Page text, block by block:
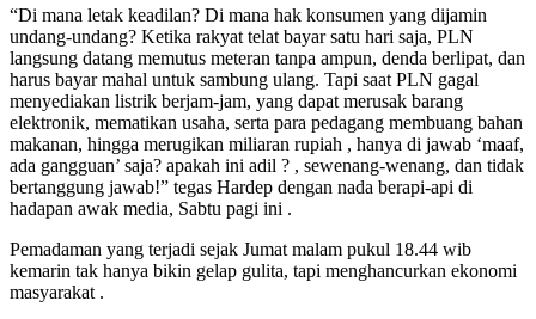
“Di mana letak keadilan? Di mana hak konsumen yang dijamin
undang-undang? Ketika rakyat telat bayar satu hari saja, PLN
langsung datang memutus meteran tanpa ampun, denda berlipat, dan
harus bayar mahal untuk sambung ulang. Tapi saat PLN gagal
menyediakan listrik berjam-jam, yang dapat merusak barang
elektronik, mematikan usaha, serta para pedagang membuang bahan
makanan, hingga merugikan miliaran rupiah , hanya di jawab ‘maaf,
ada gangguan’ saja? apakah ini adil ? , sewenang-wenang, dan tidak
bertanggung jawab!” tegas Hardep dengan nada berapi-api di
hadapan awak media, Sabtu pagi ini .
Pemadaman yang terjadi sejak Jumat malam pukul 18.44 wib
kemarin tak hanya bikin gelap gulita, tapi menghancurkan ekonomi
masyarakat .